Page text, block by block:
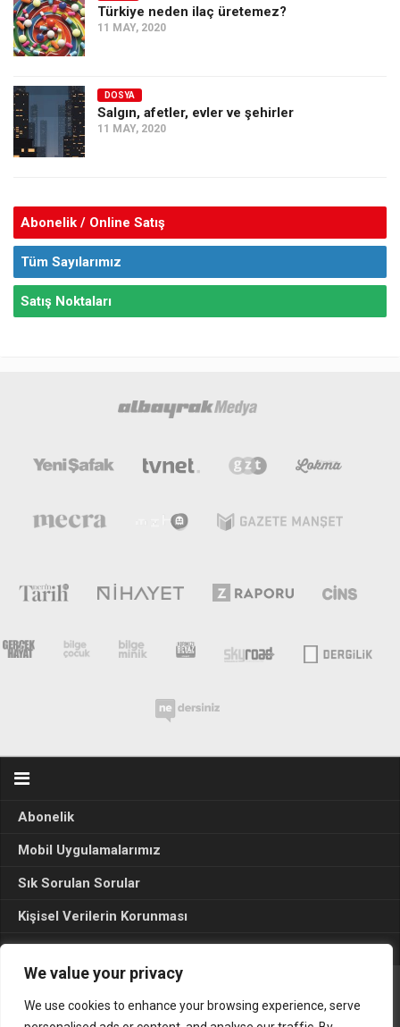
We value your privacy
We use cookies to enhance your browsing experience, serve
Türkiye neden ilaç üretemez?
11 MAY, 2020
DOSYA
Salgın, afetler, evler ve şehirler
11 MAY, 2020
Abonelik / Online Satış
Tüm Sayılarımız
Satış Noktaları
Abonelik
Mobil Uygulamalarımız
Sık Sorulan Sorular
Kişisel Verilerin Korunması
Seçim Sonuçları 2024
Gerçek Hayat © 2015. Her hakkı sakldır.